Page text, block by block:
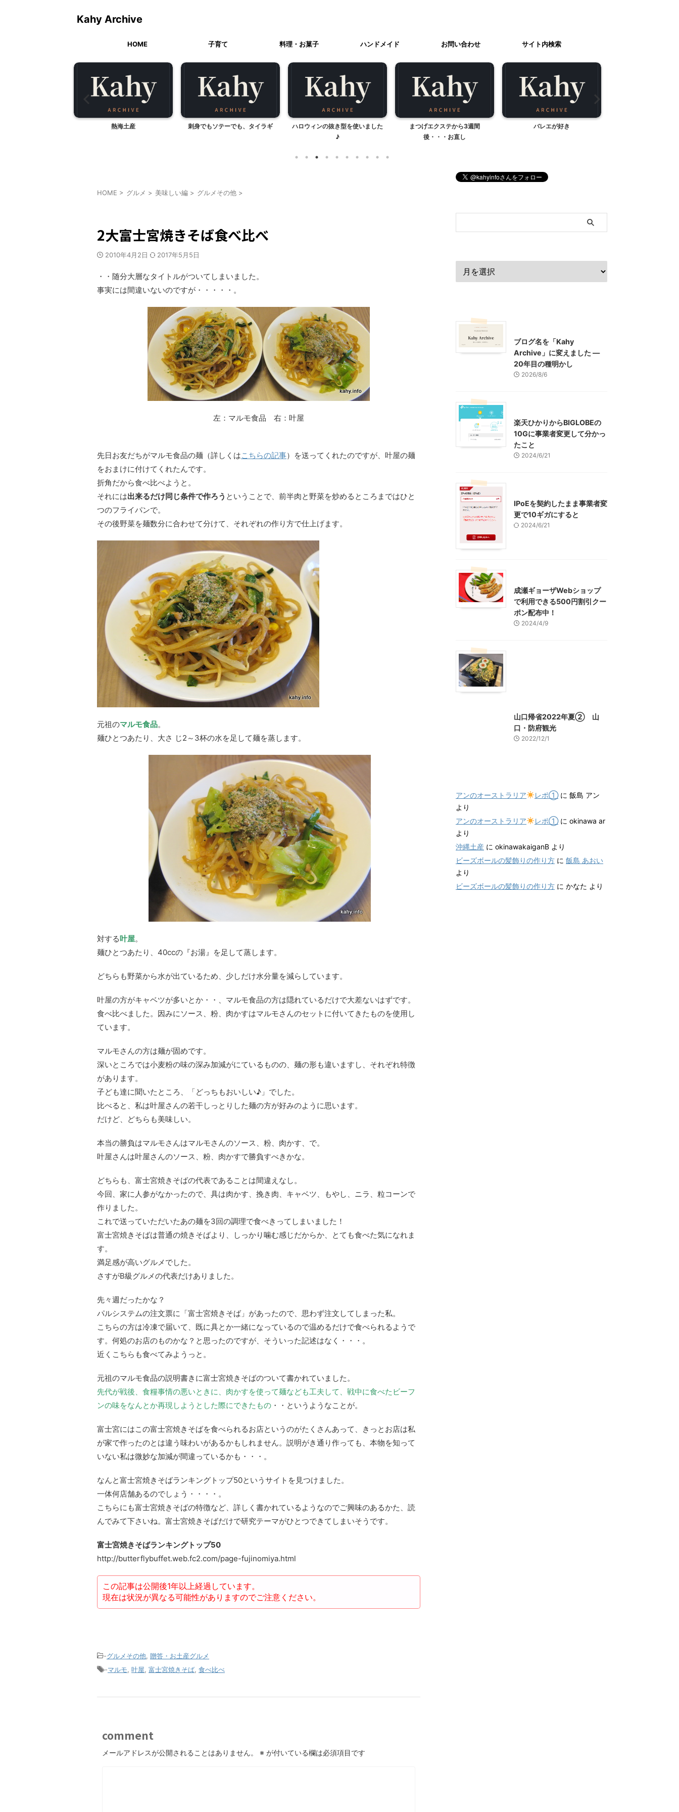
Kahy Archive
HOME 子育て 料理・お菓子 ハンドメイド お問い合わせ サイト内検索
刺身でもソテーでも、タイラギ
ハロウィンの抜き型を使いました
まつげエクステから3週間
後・・・お直し
バレエが好き 週末のおやつ
HOME > グルメ > 美味しい編 > グルメその他 >
2大富士宮焼きそば食べ比べ
2010年4月2日 2017年5月5日
・・随分大層なタイトルがついてしまいました。
事実には間違いないのですが・・・・・。
左：マルモ食品 右：叶屋
先日お友だちがマルモ食品の麺（詳しくはこちらの記事）を送ってくれたのですが、叶屋の麺
をおまけに付けてくれたんです。
折角だから食べ比べようと。
それには出来るだけ同じ条件で作ろう ということで、前半肉と野菜を炒めるところまではひと
つのフライパンで。
その後野菜を麺数分に合わせて分けて、それぞれの作り方で仕上げます。
元祖のマルモ食品。
麺ひとつあたり、大さ じ2～3杯の水を足して麺を蒸します。
対する叶屋。
麺ひとつあたり、40ccの『お湯』を足して蒸します。
どちらも野菜から水が出ているため、少しだけ水分量を減らしています。
叶屋の方がキャベツが多いとか・・、マルモ食品の方は隠れているだけで大差ないはずです。
食べ比べました。因みにソース、粉、肉かすはマルモさんのセットに付いてきたものを使用し
ています。
マルモさんの方は麺が固めです。
深いところでは小麦粉の味の深み加減がにているものの、麺の形も違いますし、それぞれ特徴
があります。
子ども達に聞いたところ、「どっちもおいしい♪」でした。
比べると、私は叶屋さんの若干しっとりした麺の方が好みのように思います。
だけど、どちらも美味しい。
本当の勝負はマルモさんはマルモさんのソース、粉、肉かす、で。
叶屋さんは叶屋さんのソース、粉、肉かすで勝負すべきかな。
どちらも、富士宮焼きそばの代表であることは間違えなし。
今回、家に人参がなかったので、具は肉かす、挽き肉、キャベツ、もやし、ニラ、粒コーンで
作りました。
これで送っていただいたあの麺を3回の調理で食べきってしまいました！
富士宮焼きそばは普通の焼きそばより、しっかり噛む感じだからか、とても食べた気になれま
す。
満足感が高いグルメでした。
さすがB級グルメの代表だけありました。
先々週だったかな？
パルシステムの注文票に「富士宮焼きそば」があったので、思わず注文してしまった私。
こちらの方は冷凍で届いて、既に具とか一緒になっているので温めるだけで食べられるようで
す。何処のお店のものかな？と思ったのですが、そういった記述はなく・・・。
近くこちらも食べてみようっと。
元祖のマルモ食品の説明書きに富士宮焼きそばのついて書かれていました。
先代が戦後、食糧事情の悪いときに、肉かすを使って麺なども工夫して、戦中に食べたビーフ
ンの味をなんとか再現しようとした際にできたもの ・・というようなことが。
富士宮にはこの富士宮焼きそばを食べられるお店というのがたくさんあって、きっとお店は私
が家で作ったのとは違う味わいがあるかもしれません。説明がき通り作っても、本物を知って
いない私は微妙な加減が間違っているかも・・・。
なんと富士宮焼きそばランキングトップ50というサイトを見つけました。
一体何店舗あるのでしょう・・・・。
こちらにも富士宮焼きそばの特徴など、詳しく書かれているようなのでご興味のあるかた、読
んでみて下さいね。富士宮焼きそばだけで研究テーマがひとつできてしまいそうです。
富士宮焼きそばランキングトップ50
http://butterflybuffet.web.fc2.com/page-fujinomiya.html
この記事は公開後1年以上経過しています。
現在は状況が異なる可能性がありますのでご注意ください。
-グルメその他 贈答・お土産グルメ
-マルモ 叶屋 富士宮焼きそば 食べ比べ
comment
メールアドレスが公開されることはありません。 ※ が付いている欄は必須項目です
ブログ名を「Kahy
Archive」に変えました ―
20年目の種明かし
2026/8/6
楽天ひかりからBIGLOBEの
10Gに事業者変更して分かっ
たこと
2024/6/21
IPoEを契約したまま事業者変
更で10ギガにすると
2024/6/21
成瀬ギョーザWebショップ
で利用できる500円割引クー
ポン配布中！
2024/4/9
山口帰省2022年夏② 山
口・防府観光
2022/12/1
アンのオーストラリア レポ①に 飯島 アン
より
アンのオーストラリア
レポ①に okinawa ar
より
沖縄土産 に okinawakaiganB より
ビーズボールの髪飾りの作り方 に 飯島 あおい
より
ビーズボールの髪飾りの作り方 に かなた より